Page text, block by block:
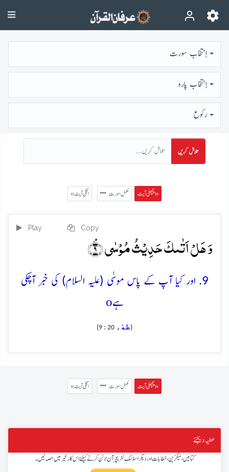
اِنتخاب سورت
اِنتخاب پارہ
رُكوع
تلاش کریں
پچھلی آیت » مکمل سورت « اگلی آیت
Play Copy
وَ ہَلۡ اَتٰىکَ حَدِیۡثُ مُوۡسٰی ۘ﴿۹﴾
9. اور کیا آپ کے پاس موسٰی (علیہ السلام) کی خبر آچکی
ہےo
(طهٰ ، 20 : 9)
پچھلی آیت » مکمل سورت « اگلی آیت
عطیہ دیجئے
کتابیں، میگزین، خطابات اور دیگر اسلامک لٹریچر آن لائن کرنے کیلئے اس کار خیر میں حصہ لیں۔